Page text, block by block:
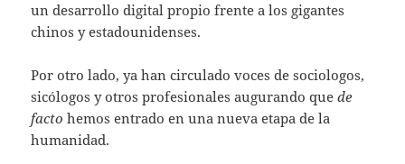
un desarrollo digital propio frente a los gigantes
chinos y estadounidenses.
Por otro lado, ya han circulado voces de sociologos,
sicólogos y otros profesionales augurando quede
facto hemos entrado en una nueva etapa de la
humanidad.